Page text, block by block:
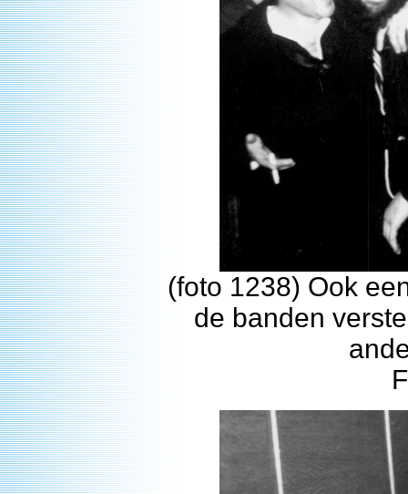
(foto 1238) Ook
de banden